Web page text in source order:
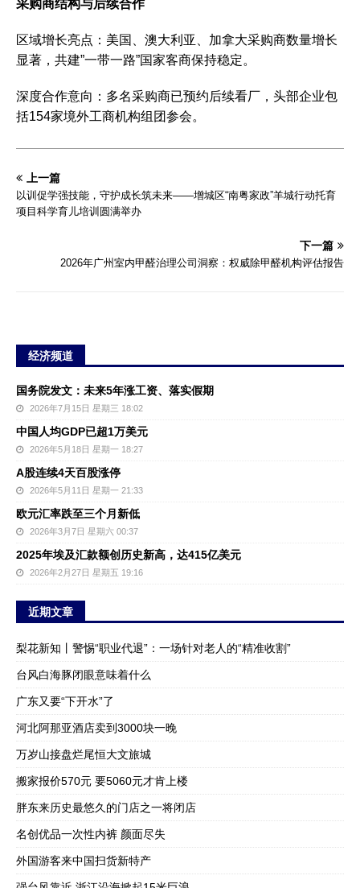
采购商结构与后续合作
‌区域增长亮点‌：美国、澳大利亚、加拿大采购商数量增长
显著，共建”一带一路”国家客商保持稳定。‌‌
‌深度合作意向‌：多名采购商已预约后续看厂，头部企业包
括154家境外工商机构组团参会。‌‌
上一篇
以训促学强技能，守护成长筑未来——增城区“南粤家政”羊城行动托育
项目科学育儿培训圆满举办
下一篇
2026年广州室内甲醛治理公司洞察：权威除甲醛机构评估报告
经济频道
国务院发文：未来5年涨工资、落实假期
2026年7月15日 星期三 18:02
中国人均GDP已超1万美元
2026年5月18日 星期一 18:27
A股连续4天百股涨停
2026年5月11日 星期一 21:33
欧元汇率跌至三个月新低
2026年3月7日 星期六 00:37
2025年埃及汇款额创历史新高，达415亿美元
2026年2月27日 星期五 19:16
近期文章
梨花新知丨警惕“职业代退”：一场针对老人的“精准收割”
台风白海豚闭眼意味着什么
广东又要“下开水”了
河北阿那亚酒店卖到3000块一晚
万岁山接盘烂尾恒大文旅城
搬家报价570元 要5060元才肯上楼
胖东来历史最悠久的门店之一将闭店
名创优品一次性内裤 颜面尽失
外国游客来中国扫货新特产